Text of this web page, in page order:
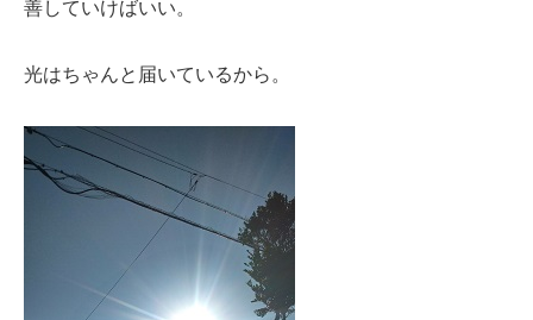
善していけばいい。
光はちゃんと届いているから。